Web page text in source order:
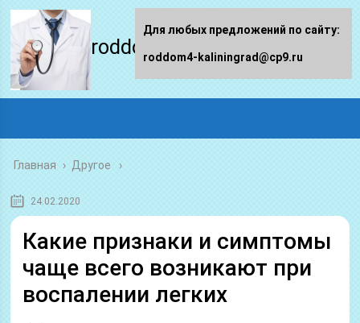
roddom4-kaliningrad.ru
Главная › Другое
24.02.2020
Какие признаки и симптомы
чаще всего возникают при
воспалении легких
Для любых предложений по сайту:
roddom4-kaliningrad@cp9.ru